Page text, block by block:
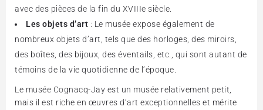
avec des pièces de la fin du XVIIIe siècle.
Les objets d’art : Le musée expose également de
nombreux objets d’art, tels que des horloges, des miroirs,
des boîtes, des bijoux, des éventails, etc., qui sont autant de
témoins de la vie quotidienne de l’époque.
Le musée Cognacq-Jay est un musée relativement petit,
mais il est riche en œuvres d’art exceptionnelles et mérite